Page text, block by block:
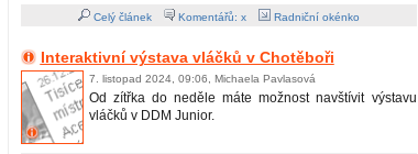
Celý článek Komentářů: x Radniční okénko
Interaktivní výstava vláčků v Chotěboři
7. listopad 2024, 09:06, Michaela Pavlasová
Od zítřka do neděle máte možnost navštívit výstavu
vláčků v DDM Junior.